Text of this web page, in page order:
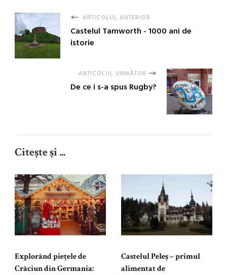
ARTICOLUL ANTERIOR
Castelul Tamworth - 1000 ani de
istorie
ARTICOLUL URMĂTOR
De ce i s-a spus Rugby?
Citește și ...
Explorând piețele de
Crăciun din Germania:
Castelul Peleș – primul
alimentat de